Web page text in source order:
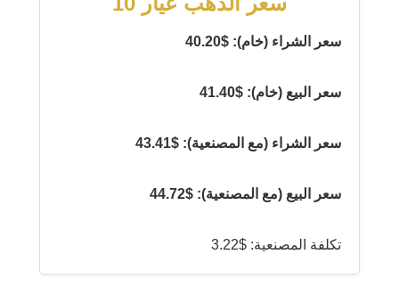
سعر الشراء (خام): $40.20
سعر البيع (خام): $41.40
سعر الشراء (مع المصنعية): $43.41
سعر البيع (مع المصنعية): $44.72
تكلفة المصنعية: $3.22